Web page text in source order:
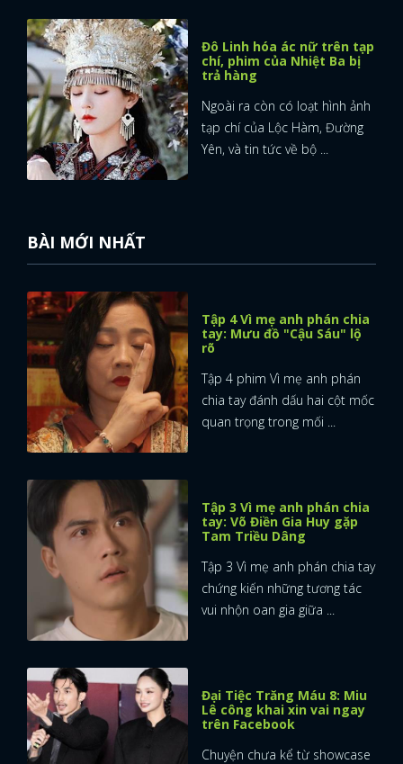
Đô Linh hóa ác nữ trên tạp
chí, phim của Nhiệt Ba bị
trả hàng
Ngoài ra còn có loạt hình ảnh
tạp chí của Lộc Hàm, Đường
Yên, và tin tức về bộ ...
BÀI MỚI NHẤT
Tập 4 Vì mẹ anh phán chia
tay: Mưu đồ "Cậu Sáu" lộ
rõ
Tập 4 phim Vì mẹ anh phán
chia tay đánh dấu hai cột mốc
quan trọng trong mối ...
Tập 3 Vì mẹ anh phán chia
tay: Võ Điền Gia Huy gặp
Tam Triều Dâng
Tập 3 Vì mẹ anh phán chia tay
chứng kiến những tương tác
vui nhộn oan gia giữa ...
Đại Tiệc Trăng Máu 8: Miu
Lê công khai xin vai ngay
trên Facebook
Chuyện chưa kể từ showcase